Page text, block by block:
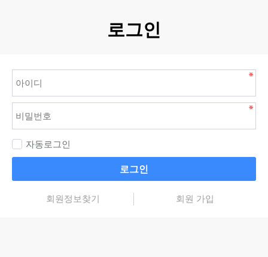
로그인
자동로그인
로그인
회원정보찾기 회원 가입